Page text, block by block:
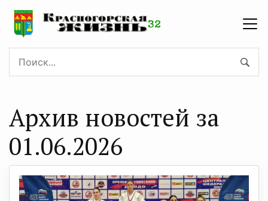
Архив новостей за
01.06.2026